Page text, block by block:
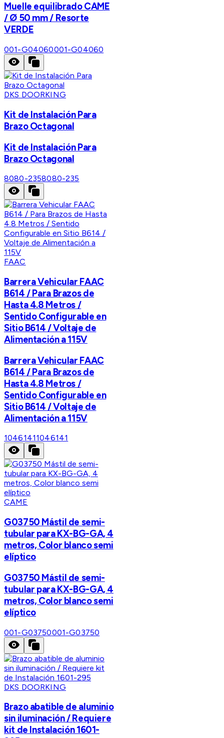
Muelle equilibrado CAME
/ Ø 50 mm / Resorte
VERDE
001-G04060001-G04060
DKS DOORKING
Kit de Instalación Para
Brazo Octagonal
Kit de Instalación Para
Brazo Octagonal
8080-2358080-235
FAAC
Barrera Vehicular FAAC
B614 / Para Brazos de
Hasta 4.8 Metros /
Sentido Configurable en
Sitio B614 / Voltaje de
Alimentación a 115V
Barrera Vehicular FAAC
B614 / Para Brazos de
Hasta 4.8 Metros /
Sentido Configurable en
Sitio B614 / Voltaje de
Alimentación a 115V
10461411046141
CAME
G03750 Mástil de semi-
tubular para KX-BG-GA, 4
metros, Color blanco semi
elíptico
G03750 Mástil de semi-
tubular para KX-BG-GA, 4
metros, Color blanco semi
elíptico
001-G03750001-G03750
DKS DOORKING
Brazo abatible de aluminio
sin iluminación / Requiere
kit de Instalación 1601-